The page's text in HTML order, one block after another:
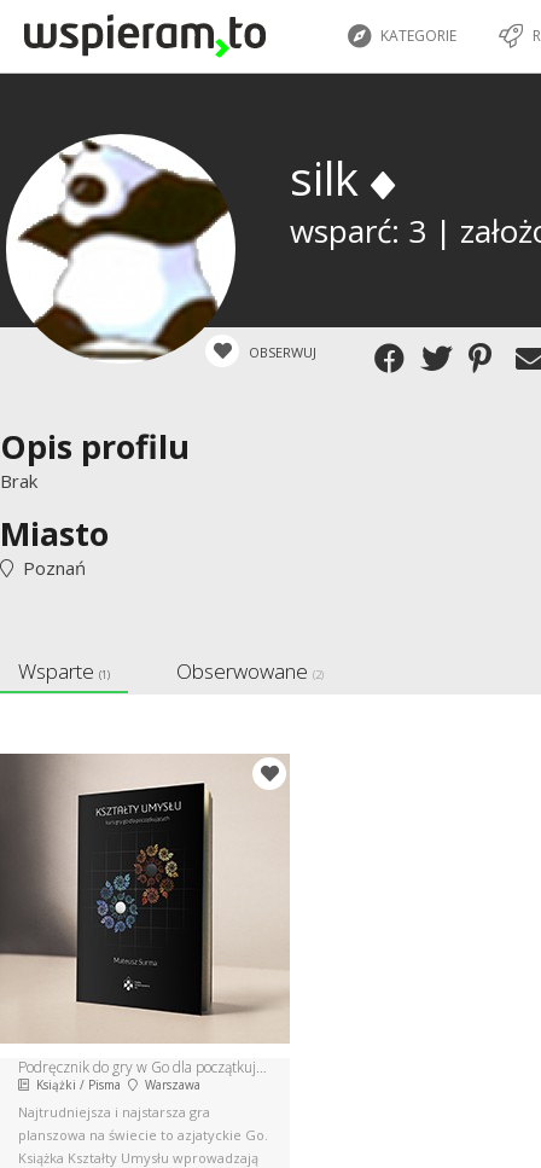
KATEGORIE
silk
wsparć: 3 |
OBSERWUJ
Opis profilu
Brak
Miasto
Poznań
Wsparte (1) Obserwowane (2)
Podręcznik do gry w Go dla początkujących
Książki / Pisma Warszawa
Najtrudniejsza i najstarsza gra
planszowa na świecie to azjatyckie Go.
Książka Kształty Umysłu wprowadzają